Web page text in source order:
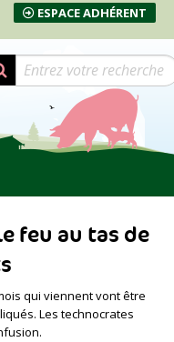
ESPACE ADHÉRENT
feu au tas de
qui viennent vont être
Les technocrates